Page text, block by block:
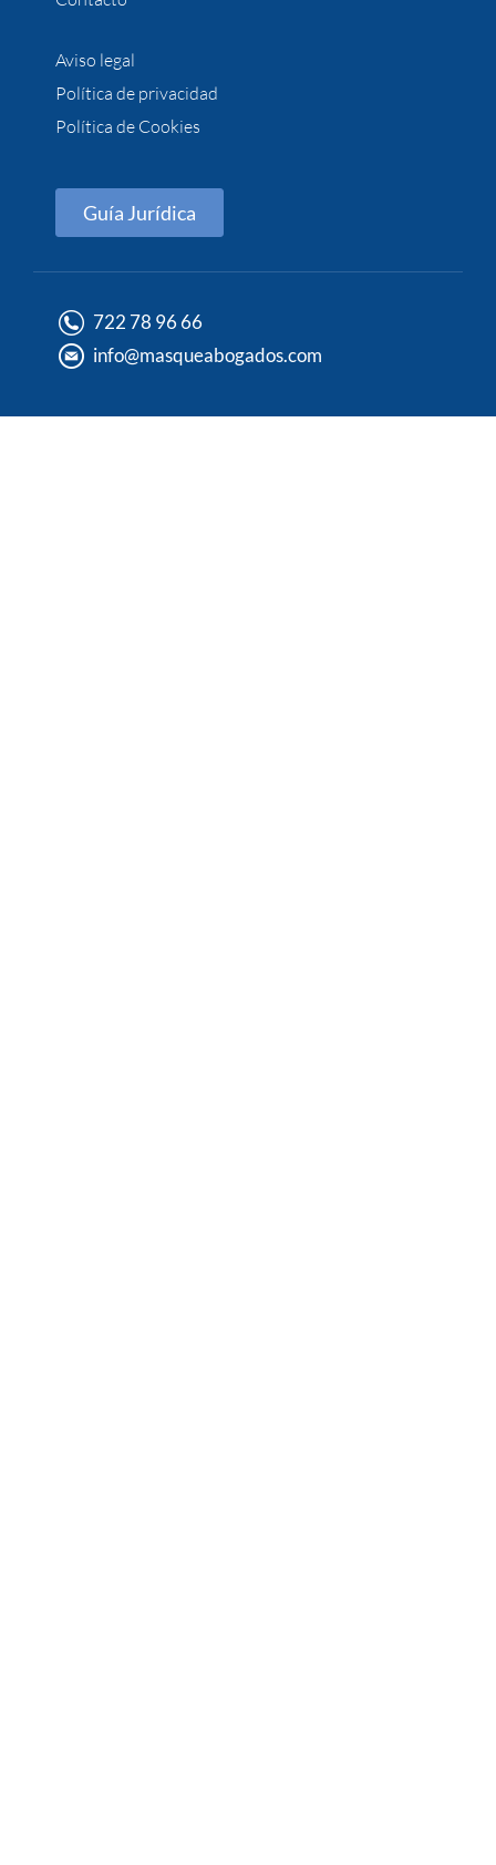
Aviso legal
Política de privacidad
Política de Cookies
Guía Jurídica
722 78 96 66
info@masqueabogados.com